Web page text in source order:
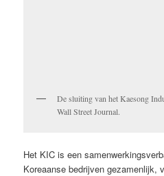
De sluiting van het Kaesong
Wall Street Journal.
Het KIC is een
Koreaanse bedrijven gezamenlijk,